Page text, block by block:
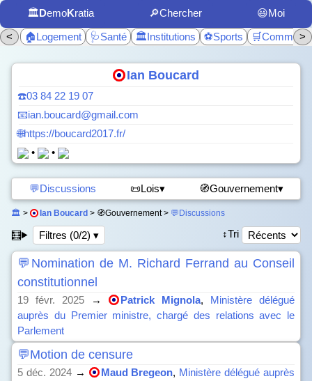
🏛️DemoKratia 🔎Chercher
😃Moi
<
🏠Logement 🩺Santé 🏛️Institutions ⚽Sports >
Ian Boucard
☎️03 84 22 19 07
📧ian.boucard@gmail.com
🌐https://boucard2017.fr/
•
•
💬Discussions 📜Lois▾ 🧭Gouvernement▾
🏛️ > Ian Boucard > 🧭Gouvernement > 💬Discussions
🧮 Filtres (0/2) ▾ ↕️Tri
💬Nomination de M. Richard Ferrand au Conseil
constitutionnel
19 févr. 2025 → Patrick Mignola, Ministère délégué
auprès du Premier ministre, chargé des relations avec le
Parlement
💬Motion de censure
5 déc. 2024→ Maud Bregeon, Ministère délégué auprès